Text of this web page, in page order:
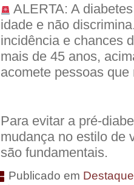
ALERTA: A
idade e não
incidência e chances
mais de 45 anos,
acomete pessoas
Para evitar a pré-
mudança no estilo de
são fundamentais.
Publicado em